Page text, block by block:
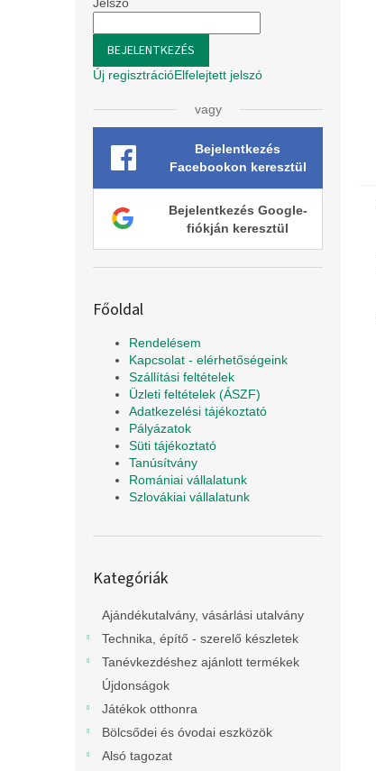
BEJELENTKEZÉS
Új regisztrációElfelejtett jelszó
vagy
Bejelentkezés
Facebookon keresztül
Bejelentkezés Google-
fiókján keresztül
Főoldal
Rendelésem
Kapcsolat - elérhetőségeink
Szállítási feltételek
Üzleti feltételek (ÁSZF)
Adatkezelési tájékoztató
Pályázatok
Süti tájékoztató
Tanúsítvány
Romániai vállalatunk
Szlovákiai vállalatunk
átugrása
Kategóriák
Ajándékutalvány, vásárlási utalvány
Technika, építő - szerelő készletek
Tanévkezdéshez ajánlott termékek
Újdonságok
Játékok otthonra
Bölcsődei és óvodai eszközök
Alsó tagozat